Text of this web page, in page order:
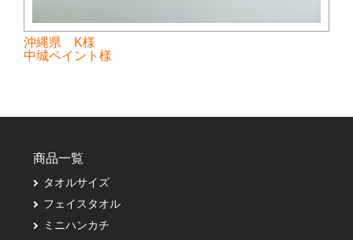
沖縄県 K様
中城ペイント様
商品一覧
タオルサイズ
フェイスタオル
ミニハンカチ